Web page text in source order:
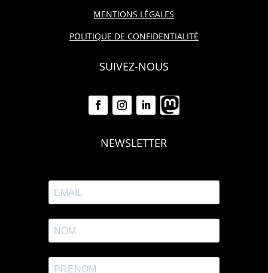
MENTIONS LÉGALES
POLITIQUE DE CONFIDENTIALITÉ
SUIVEZ-NOUS
NEWSLETTER